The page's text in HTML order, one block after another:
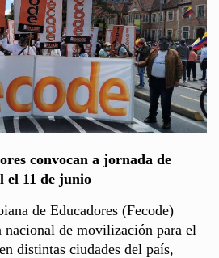
convocan a jornada de
el 11 de junio
de Educadores (Fecode)
nacional de movilización para el
distintas ciudades del país,